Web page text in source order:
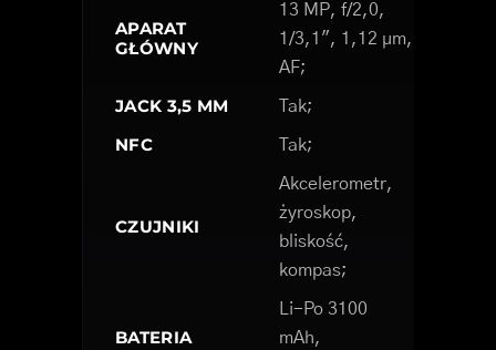
APARAT
GŁÓWNY
13 MP, f/2,0,
1/3,1", 1,12 µm,
AF;
JACK 3,5 MM Tak;
NFC Tak;
CZUJNIKI
Akcelerometr,
żyroskop,
bliskość,
kompas;
BATERIA
Li-Po 3100
mAh,